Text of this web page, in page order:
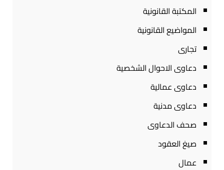
المكتبة القانونية
المواضيع القانونية
تجارى
دعاوى الاحوال الشخصية
دعاوى عمالية
دعاوى مدنية
صحف الدعاوى
صيغ العقود
عمال